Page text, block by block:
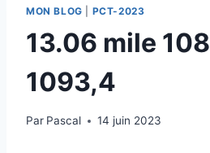
MON BLOG PCT-2023
13.06 mile
1093,4
Par Pascal 14 juin 2023